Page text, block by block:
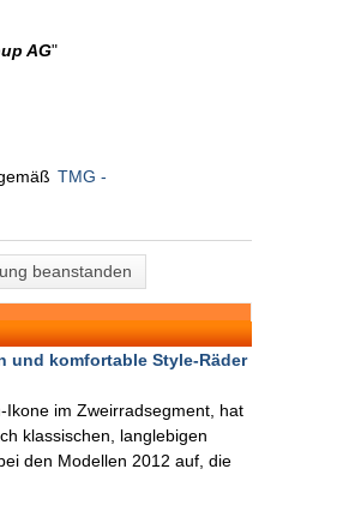
AG"
TMG -
beanstanden
und komfortable Style-Räder
Ikone im Zweirradsegment, hat
klassischen, langlebigen
den Modellen 2012 auf, die